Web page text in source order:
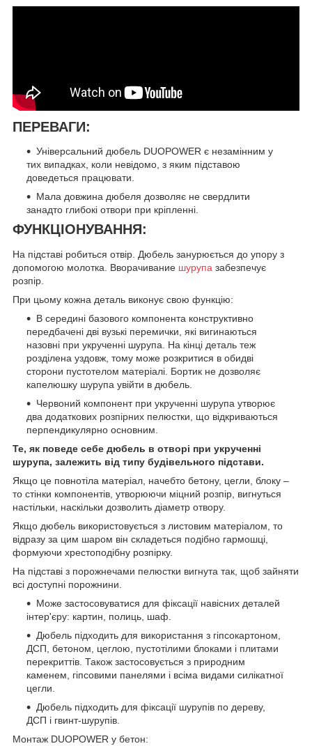
ПЕРЕВАГИ:
Універсальний дюбель DUOPOWER є незамінним у
тих випадках, коли невідомо, з яким підставою
доведеться працювати.
Мала довжина дюбеля дозволяє не свердлити
занадто глибокі отвори при кріпленні.
ФУНКЦІОНУВАННЯ:
На підставі робиться отвір. Дюбель занурюється до упору з
допомогою молотка. Вворачивание шурупа забезпечує
розпір.
При цьому кожна деталь виконує свою функцію:
В середині базового компонента конструктивно
передбачені дві вузькі перемички, які вигинаються
назовні при укрученні шурупа. На кінці деталь теж
розділена уздовж, тому може розкритися в обидві
сторони пустотелом матеріалі. Бортик не дозволяє
капелюшку шурупа увійти в дюбель.
Червоний компонент при укрученні шурупа утворює
два додаткових розпірних пелюстки, що відкриваються
перпендикулярно основним.
Те, як поведе себе дюбель в отворі при укрученні
шурупа, залежить від типу будівельного підстави.
Якщо це повнотіла матеріал, начебто бетону, цегли, блоку –
то стінки компонентів, утворюючи міцний розпір, вигнуться
настільки, наскільки дозволить діаметр отвору.
Якщо дюбель використовується з листовим матеріалом, то
відразу за цим шаром він складеться подібно гармошці,
формуючи хрестоподібну розпірку.
На підставі з порожнечами пелюстки вигнута так, щоб зайняти
всі доступні порожнини.
Може застосовуватися для фіксації навісних деталей
інтер'єру: картин, полиць, шаф.
Дюбель підходить для використання з гіпсокартоном,
ДСП, бетоном, цеглою, пустотілими блоками і плитами
перекриттів. Також застосовується з природним
каменем, гіпсовими панелями і всіма видами силікатної
цегли.
Дюбель підходить для фіксації шурупів по дереву,
ДСП і гвинт-шурупів.
Монтаж DUOPOWER у бетон: